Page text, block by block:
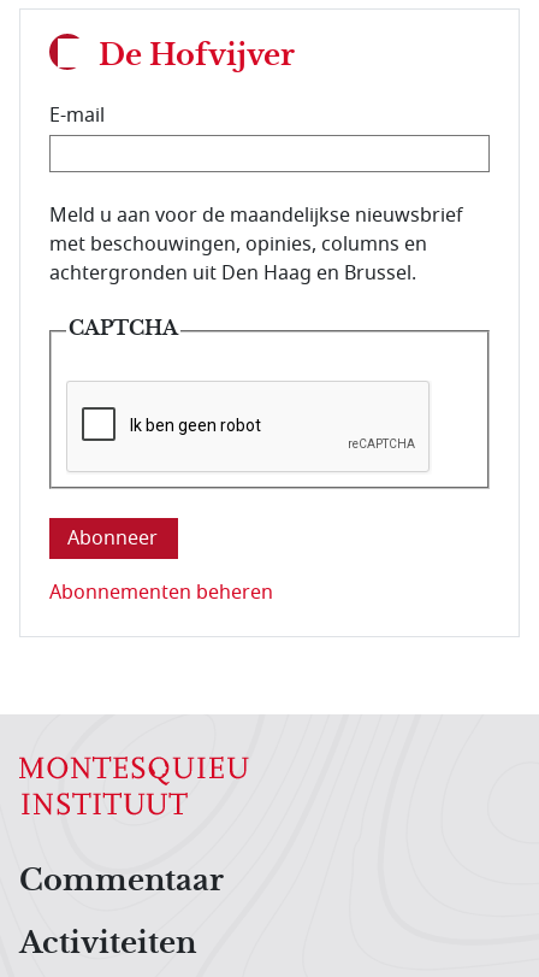
De Hofvijver
E-mail
E-mailadres van de abonnee.
Meld u aan voor de maandelijkse nieuwsbrief
met beschouwingen, opinies, columns en
achtergronden uit Den Haag en Brussel.
CAPTCHA
Deze vraag is om te controleren dat u een mens
Abonnementen beheren
Hoofdnavigatiemenu
Commentaar
Activiteiten